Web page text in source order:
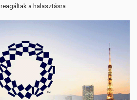
reagáltak a halasztásra.